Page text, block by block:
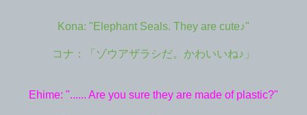
Kona: "Elephant Seals. They are cute♪"
コナ：「ゾウアザラシだ。かわいいね♪」
Ehime: "...... Are you sure they are made of plastic?"